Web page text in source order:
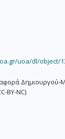
uoa/dl/object/
Δημιουργού-
BY-NC)